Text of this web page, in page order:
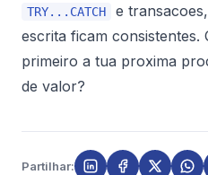
TRY...CATCH
e
escrita ficam
primeiro a tua proxima
de valor?
Partilhar: